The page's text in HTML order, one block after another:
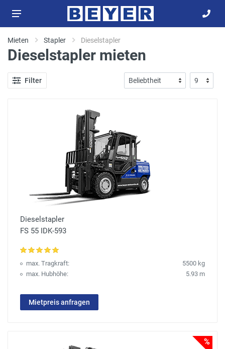
Mieten Stapler Dieselstapler
Dieselstapler mieten
Filter
Dieselstapler
FS 55 IDK-593
max. Tragkraft:
5500 kg
max. Hubhöhe:
5.93 m
Mietpreis anfragen
%